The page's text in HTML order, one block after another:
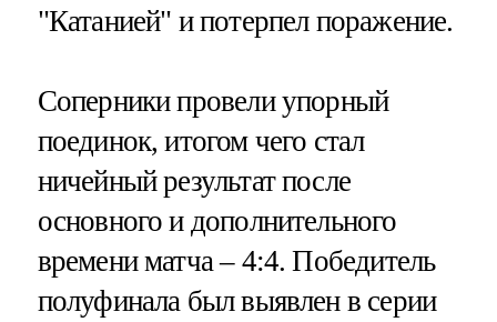
"Катанией" и потерпел поражение.
Соперники провели упорный
поединок, итогом чего стал
ничейный результат после
основного и дополнительного
времени матча – 4:4. Победитель
полуфинала был выявлен в серии